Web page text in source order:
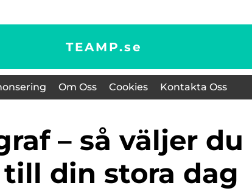
TEAMP.se
Om Oss Cookies Kontakta Oss
din stora dag